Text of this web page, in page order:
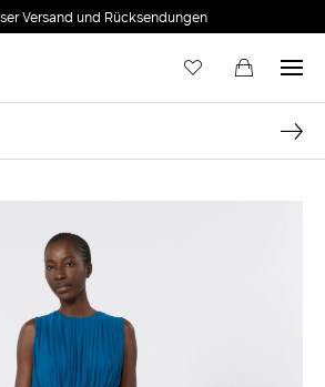
Versand und Rücksendungen